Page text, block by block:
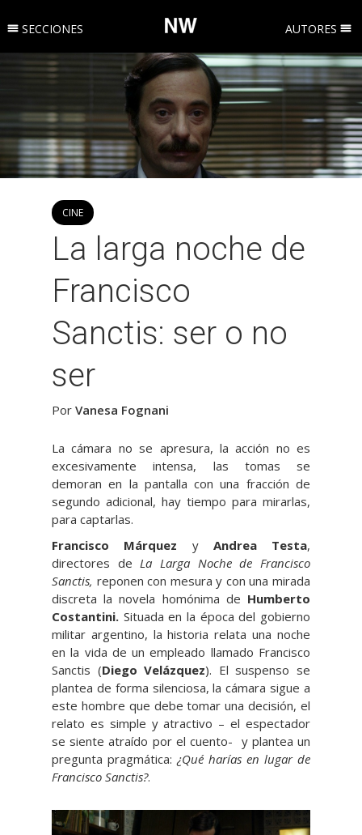
SECCIONES AUTORES
CINE
La larga noche de
Francisco
Sanctis: ser o no
ser
Por Vanesa Fognani
La cámara no se apresura, la acción no es
excesivamente intensa, las tomas se
demoran en la pantalla con una fracción de
segundo adicional, hay tiempo para mirarlas,
para captarlas.
Francisco Márquez y Andrea Testa,
directores deLa Larga Noche de Francisco
Sanctis, reponen con mesura y con una mirada
discreta la novela homónima de Humberto
Costantini. Situada en la época del gobierno
militar argentino, la historia relata una noche
en la vida de un empleado llamado Francisco
Sanctis (Diego Velázquez). El suspenso se
plantea de forma silenciosa, la cámara sigue a
este hombre que debe tomar una decisión, el
relato es simple y atractivo – el espectador
se siente atraído por el cuento- y plantea un
pregunta pragmática: ¿Qué harías en lugar de
Francisco Sanctis?.